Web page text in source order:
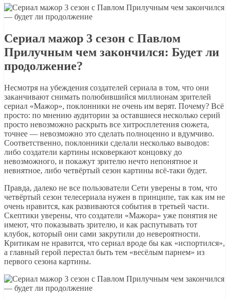
Сериал мажор 3 сезон с Павлом
Прилучным чем закончился: Будет ли
продолжение?
Несмотря на убеждения создателей сериала в том, что они
заканчивают снимать полюбившийся миллионам зрителей
сериал «Мажор», поклонники не очень им верят. Почему? Всё
просто: по мнению аудитории за оставшиеся несколько серий
просто невозможно раскрыть все хитросплетения сюжета,
точнее — невозможно это сделать полноценно и вдумчиво.
Соответственно, поклонники сделали несколько выводов:
либо создатели картины исковеркают концовку до
невозможного, и покажут зрителю нечто непонятное и
невнятное, либо четвёртый сезон картины всё-таки будет.
Правда, далеко не все пользователи Сети уверены в том, что
четвёртый сезон телесериала нужен в принципе, так как им не
очень нравится, как развиваются события в третьей части.
Скептики уверены, что создатели «Мажора» уже понятия не
имеют, что показывать зрителю, и как распутывать тот
клубок, который они сами закрутили до невероятности.
Критикам не нравится, что сериал вроде бы как «испортился»,
а главный герой перестал быть тем «весёлым парнем» из
первого сезона картины.